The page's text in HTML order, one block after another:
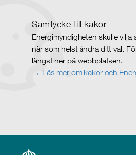
Samtycke till kakor
Energimyndigheten skulle
när som helst ändra ditt val.
längst ner på webbplatsen.
Läs mer om kakor och